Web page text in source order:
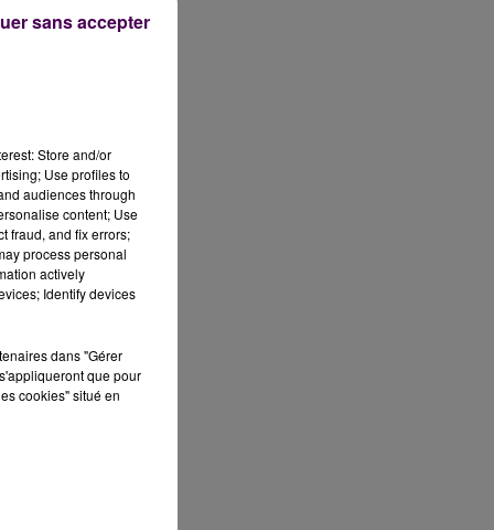
Store and/or
Use profiles to
audiences through
content; Use
fraud, and fix errors;
process personal
actively
Identify devices
dans "Gérer
que pour
cookies" situé en
sans accepter